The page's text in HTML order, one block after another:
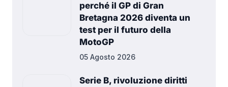
perché il GP di Gran
Bretagna 2026 diventa un
test per il futuro della
MotoGP
05 Agosto 2026
Serie B, rivoluzione diritti